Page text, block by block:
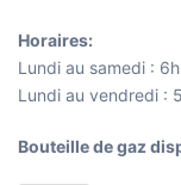
Horaires:
Lundi au samedi :
Lundi au vendredi :
Bouteille de gaz